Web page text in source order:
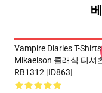
Vampire Diaries T-
Mikaelson 클래식 티셔
RB1312 [ID863]